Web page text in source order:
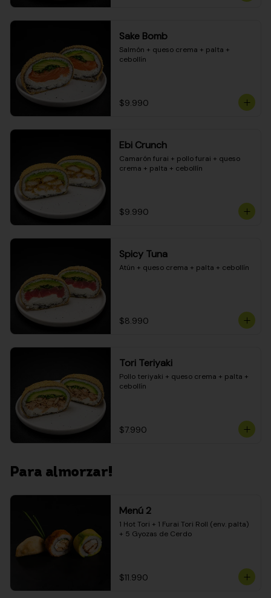
Sake Bomb
Salmón + queso crema + palta +
cebollín
$9.990
Ebi Crunch
Camarón furai + pollo furai + queso
crema + palta + cebollín
$9.990
Spicy Tuna
Atún + queso crema + palta + cebollín
$8.990
Tori Teriyaki
Pollo teriyaki + queso crema + palta +
cebollín
$7.990
Para almorzar!
Menú 2
1 Hot Tori + 1 Furai Tori Roll (env. palta)
+ 5 Gyozas de Cerdo
$11.990